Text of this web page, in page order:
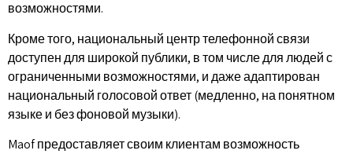
возможностями.
Кроме того, национальный центр телефонной связи
доступен для широкой публики, в том числе для людей с
ограниченными возможностями, и даже адаптирован
национальный голосовой ответ (медленно, на понятном
языке и без фоновой музыки).
Maof предоставляет своим клиентам возможность